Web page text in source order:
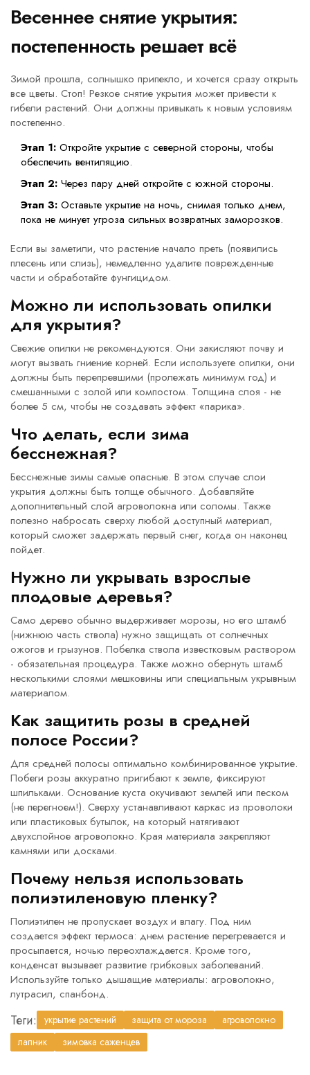
Весеннее снятие укрытия:
постепенность решает всё
Зимой прошла, солнышко припекло, и хочется сразу открыть
все цветы. Стоп! Резкое снятие укрытия может привести к
гибели растений. Они должны привыкать к новым условиям
постепенно.
Этап 1: Откройте укрытие с северной стороны, чтобы
обеспечить вентиляцию.
Этап 2: Через пару дней откройте с южной стороны.
Этап 3: Оставьте укрытие на ночь, снимая только днем,
пока не минует угроза сильных возвратных заморозков.
Если вы заметили, что растение начало преть (появились
плесень или слизь), немедленно удалите поврежденные
части и обработайте фунгицидом.
Можно ли использовать опилки
для укрытия?
Свежие опилки не рекомендуются. Они закисляют почву и
могут вызвать гниение корней. Если используете опилки, они
должны быть перепревшими (пролежать минимум год) и
смешанными с золой или компостом. Толщина слоя - не
более 5 см, чтобы не создавать эффект «парика».
Что делать, если зима
бесснежная?
Бесснежные зимы самые опасные. В этом случае слои
укрытия должны быть толще обычного. Добавляйте
дополнительный слой агроволокна или соломы. Также
полезно набросать сверху любой доступный материал,
который сможет задержать первый снег, когда он наконец
пойдет.
Нужно ли укрывать взрослые
плодовые деревья?
Само дерево обычно выдерживает морозы, но его штамб
(нижнюю часть ствола) нужно защищать от солнечных
ожогов и грызунов. Побелка ствола известковым раствором
- обязательная процедура. Также можно обернуть штамб
несколькими слоями мешковины или специальным укрывным
материалом.
Как защитить розы в средней
полосе России?
Для средней полосы оптимально комбинированное укрытие.
Побеги розы аккуратно пригибают к земле, фиксируют
шпильками. Основание куста окучивают землей или песком
(не перегноем!). Сверху устанавливают каркас из проволоки
или пластиковых бутылок, на который натягивают
двухслойное агроволокно. Края материала закрепляют
камнями или досками.
Почему нельзя использовать
полиэтиленовую пленку?
Полиэтилен не пропускает воздух и влагу. Под ним
создается эффект термоса: днем растение перегревается и
просыпается, ночью переохлаждается. Кроме того,
конденсат вызывает развитие грибковых заболеваний.
Используйте только дышащие материалы: агроволокно,
лутрасил, спанбонд.
Теги: укрытие растений защита от мороза
агроволокно
лапник
зимовка саженцев